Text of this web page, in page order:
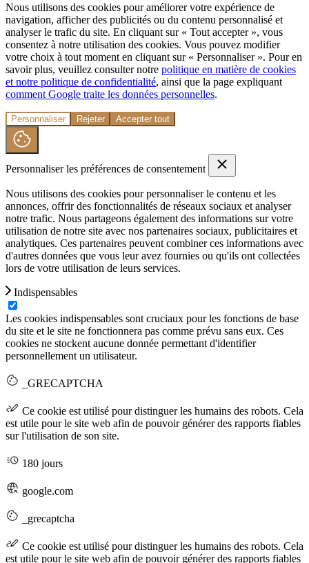
Nous utilisons des cookies pour améliorer votre expérience de
navigation, afficher des publicités ou du contenu personnalisé et
analyser le trafic du site. En cliquant sur « Tout accepter », vous
consentez à notre utilisation des cookies. Vous pouvez modifier
votre choix à tout moment en cliquant sur « Personnaliser ». Pour en
savoir plus, veuillez consulter notre politique en matière de cookies
et notre politique de confidentialité, ainsi que la page expliquant
comment Google traite les données personnelles.
Personnaliser Rejeter Accepter tout
Personnaliser les préférences de consentement
Nous utilisons des cookies pour personnaliser le contenu et les
annonces, offrir des fonctionnalités de réseaux sociaux et analyser
notre trafic. Nous partageons également des informations sur votre
utilisation de notre site avec nos partenaires sociaux, publicitaires et
analytiques. Ces partenaires peuvent combiner ces informations avec
d'autres données que vous leur avez fournies ou qu'ils ont collectées
lors de votre utilisation de leurs services.
Indispensables
Les cookies indispensables sont cruciaux pour les fonctions de base
du site et le site ne fonctionnera pas comme prévu sans eux. Ces
cookies ne stockent aucune donnée permettant d'identifier
personnellement un utilisateur.
_GRECAPTCHA
Ce cookie est utilisé pour distinguer les humains des robots. Cela
est utile pour le site web afin de pouvoir générer des rapports fiables
sur l'utilisation de son site.
180 jours
google.com
_grecaptcha
Ce cookie est utilisé pour distinguer les humains des robots. Cela
est utile pour le site web afin de pouvoir générer des rapports fiables